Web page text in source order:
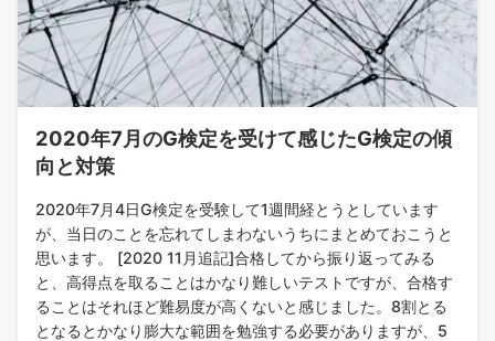
2020年7月のG検定を受けて感じたG検定の傾
向と対策
2020年7月4日G検定を受験して1週間経とうとしています
が、当日のことを忘れてしまわないうちにまとめておこうと
思います。 [2020 11月追記]合格してから振り返ってみる
と、高得点を取ることはかなり難しいテストですが、合格す
ることはそれほど難易度が高くないと感じました。8割とる
となるとかなり膨大な範囲を勉強する必要がありますが、5